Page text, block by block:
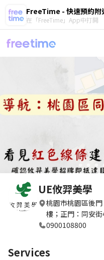
FreeTime - 快速預約附
在「FreeTime」App中打開
UE攸羿美學
桃園市桃園區後
樓；正門：同安街
0900108800
Services